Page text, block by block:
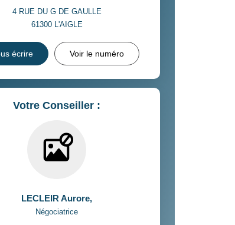
4 RUE DU G DE GAULLE
61300 L'AIGLE
écrire Voir le numéro
Votre Conseiller :
LECLEIR Aurore,
Négociatrice